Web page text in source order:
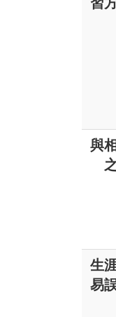
與
生
易